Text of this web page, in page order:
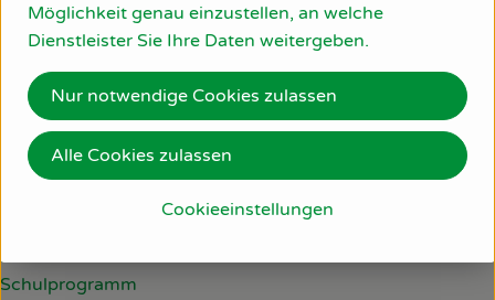
So geht’s
Über uns
Blog
Am Bollgraben 11
76534 Baden-Baden
07223/806 22 30
info@deckersbiokiste.de
Lieferservice
Firmenkunden
Schulprogramm
Möglichkeit genau einzustellen, an welche
Dienstleister Sie Ihre Daten weitergeben.
Cookieeinstellungen
Nur notwendige Cookies zulassen
Alle Cookies zulassen